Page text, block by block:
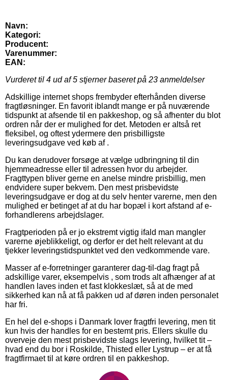
Navn:
Kategori:
Producent:
Varenummer:
EAN:
Vurderet til 4 ud af 5 stjerner baseret på 23 anmeldelser
Adskillige internet shops frembyder efterhånden diverse
fragtløsninger. En favorit iblandt mange er på nuværende
tidspunkt at afsende til en pakkeshop, og så afhenter du blot
ordren når der er mulighed for det. Metoden er altså ret
fleksibel, og oftest ydermere den prisbilligste
leveringsudgave ved køb af .
Du kan derudover forsøge at vælge udbringning til din
hjemmeadresse eller til adressen hvor du arbejder.
Fragttypen bliver gerne en anelse mindre prisbillig, men
endvidere super bekvem. Den mest prisbevidste
leveringsudgave er dog at du selv henter varerne, men den
mulighed er betinget af at du har bopæl i kort afstand af e-
forhandlerens arbejdslager.
Fragtperioden på er jo ekstremt vigtig ifald man mangler
varerne øjeblikkeligt, og derfor er det helt relevant at du
tjekker leveringstidspunktet ved den vedkommende vare.
Masser af e-forretninger garanterer dag-til-dag fragt på
adskillige varer, eksempelvis , som trods alt afhænger af at
handlen laves inden et fast klokkeslæt, så at de med
sikkerhed kan nå at få pakken ud af døren inden personalet
har fri.
En hel del e-shops i Danmark lover fragtfri levering, men tit
kun hvis der handles for en bestemt pris. Ellers skulle du
overveje den mest prisbevidste slags levering, hvilket tit –
hvad end du bor i Roskilde, Thisted eller Lystrup – er at få
fragtfirmaet til at køre ordren til en pakkeshop.